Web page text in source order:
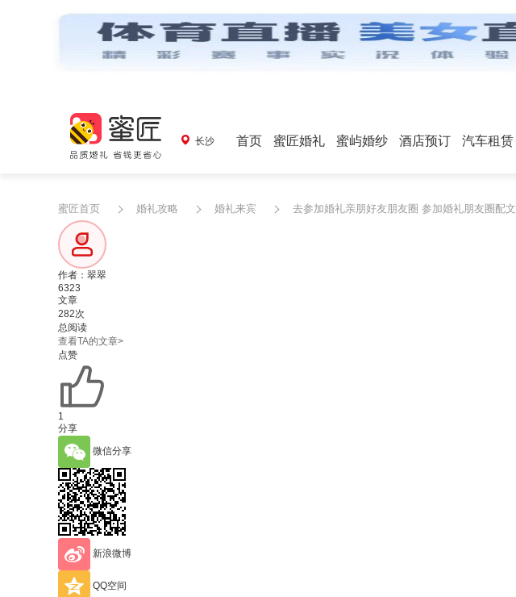
长沙 首页 蜜匠婚礼 蜜屿婚纱 酒店预订 汽车租赁
蜜匠首页 婚礼攻略 婚礼来宾 去参加婚礼亲朋好友朋友圈 参加婚礼朋友圈配文
作者：翠翠
6323
文章
282次
总阅读
查看TA的文章>
点赞
1
分享
微信分享
新浪微博
QQ空间